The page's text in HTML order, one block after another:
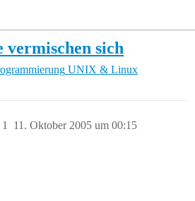
vermischen sich
UNIX & Linux
11. Oktober 2005 um 00:15
1